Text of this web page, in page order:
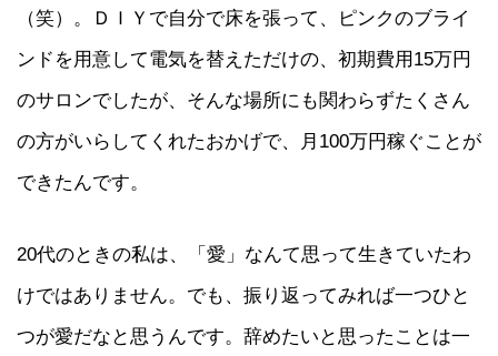
（笑）。ＤＩＹで自分で床を張って、ピンクのブライ
ンドを用意して電気を替えただけの、初期費用15万円
のサロンでしたが、そんな場所にも関わらずたくさん
の方がいらしてくれたおかげで、月100万円稼ぐことが
できたんです。
20代のときの私は、「愛」なんて思って生きていたわ
けではありません。でも、振り返ってみれば一つひと
つが愛だなと思うんです。辞めたいと思ったことは一